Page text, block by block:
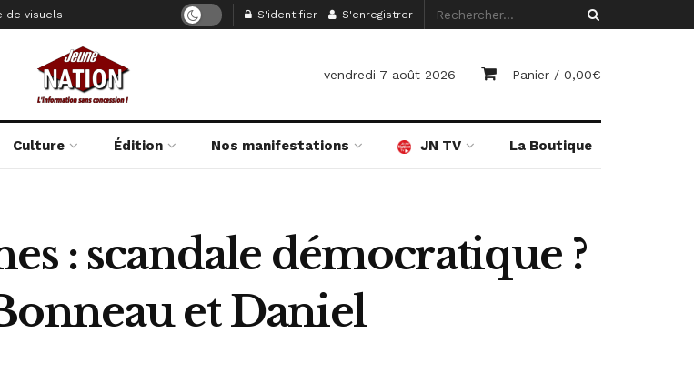
de visuels S'identifier S'enregistrer
vendredi 7 août 2026 Panier / 0,00€
Culture Édition Nos manifestations JN TV La Boutique
: scandale démocratique ?
et Daniel